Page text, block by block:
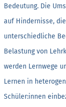
Bedeutung. Die
auf Hindernisse,
unterschiedliche
Belastung von
werden Lernwege
Lernen in
Schüler:innen